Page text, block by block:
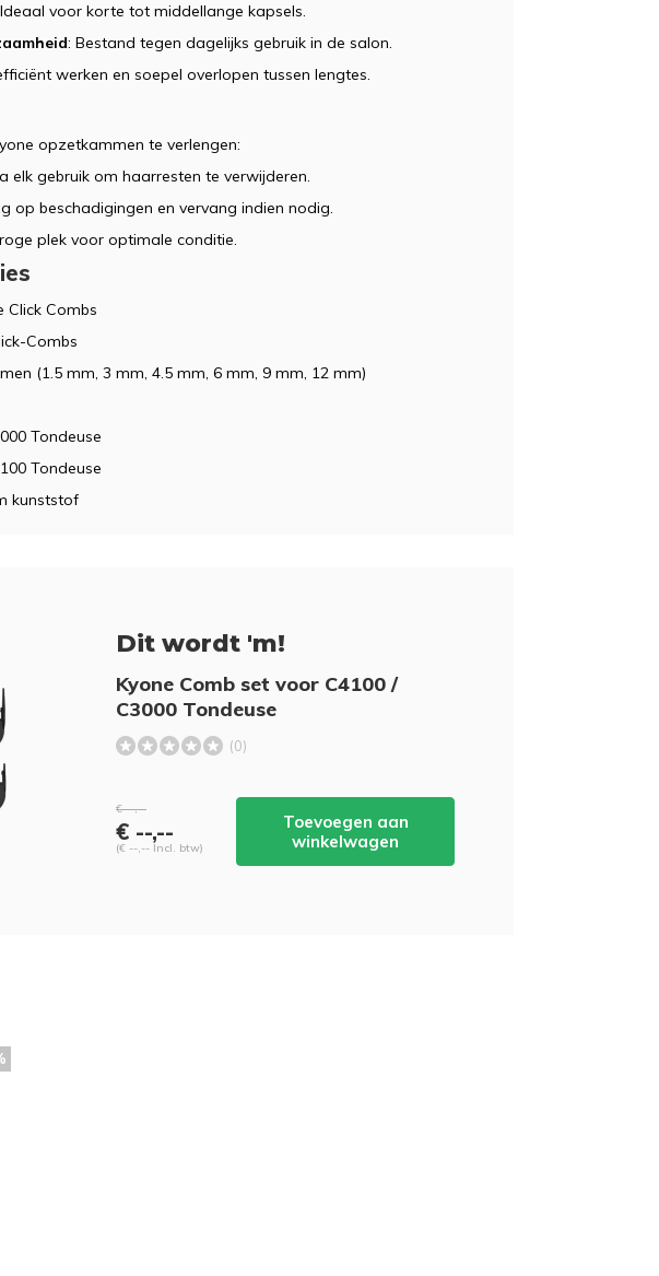
voor korte tot middellange kapsels.
: Bestand tegen dagelijks gebruik in de salon.
werken en soepel overlopen tussen lengtes.
opzetkammen te verlengen:
elk gebruik om haarresten te verwijderen.
op beschadigingen en vervang indien nodig.
plek voor optimale conditie.
Click Combs
Combs
(1.5 mm, 3 mm, 4.5 mm, 6 mm, 9 mm, 12 mm)
Tondeuse
Tondeuse
kunststof
Dit wordt 'm!
Kyone Comb set voor C4100 /
C3000 Tondeuse
(0)
€ --,--
€ --,--
(€ --,-- Incl. btw)
Toevoegen aan
winkelwagen